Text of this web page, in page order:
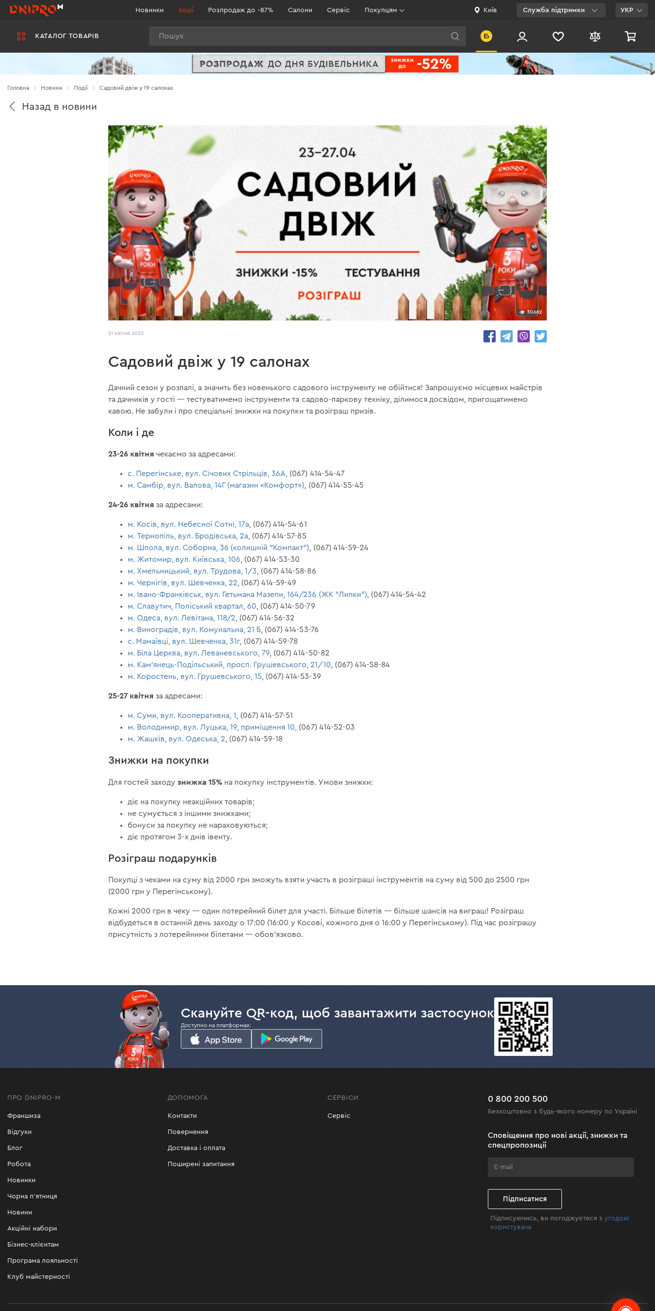
КАТАЛОГ ТОВАРІВ
Новинки Акції Розпродаж до -87% Салони Сервіс Покупцям Київ Служба підтримки
Viber
0 800 200 500
Безкоштовно по
Україні
УКР
Головна Новини Події Садовий двіж у 19 салонах
Назад в новини
30662
21 квітня 2025
Садовий двіж у 19 салонах
Дачний сезон у розпалі, а значить без новенького садового інструменту не обійтися! Запрошуємо місцевих майстрів
та дачників у гості — тестуватимемо інструменти та садово-паркову техніку, ділимося досвідом, пригощатимемо
кавою. Не забули і про спеціальні знижки на покупки та розіграш призів.
Коли і де
23-26 квітня чекаємо за адресами:
с. Перегінське, вул. Січових Стрільців, 36А , (067) 414-54-47
м. Самбір, вул. Валова, 14Г (магазин «Комфорт») , (067) 414-55-45
24-26 квітня за адресами:
м. Косів, вул. Небесної Сотні, 17а , (067) 414-54-61
м. Тернопіль, вул. Бродівська, 2а , (067) 414-57-85
м. Шпола, вул. Соборна, 36 (колишній "Компакт") , (067) 414-59-24
м. Житомир, вул. Київська, 106 , (067) 414-53-30
м. Хмельницький, вул. Трудова, 1/3 , (067) 414-58-86
м. Чернігів, вул. Шевченка, 22 , (067) 414-59-49
м. Івано-Франківськ, вул. Гетьмана Мазепи, 164/236 (ЖК "Липки") , (067) 414-54-42
м. Славутич, Поліський квартал, 60 , (067) 414-50-79
м. Одеса, вул. Левітана, 118/2 , (067) 414-56-32
м. Виноградів, вул. Комунальна, 21 Б , (067) 414-53-76
с. Мамаївці, вул. Шевченка, 31г, (067) 414-59-78
м. Біла Церква, вул. Леваневського, 79 , (067) 414-50-82
м. Кам'янець-Подільський, просп. Грушевського, 21/10 , (067) 414-58-84
м. Коростень, вул. Грушевського, 15 , (067) 414-53-39
25-27 квітня за адресами:
м. Суми, вул. Кооперативна, 1
, (067) 414-57-51
м. Володимир, вул. Луцька, 19, приміщення 10 , (067) 414-52-03
м. Жашків, вул. Одеська, 2 , (067) 414-59-18
Знижки на покупки
Для гостей заходузнижка 15% на покупку інструментів. Умови знижки:
діє на покупку неакційних товарів;
не сумується з іншими знижками;
бонуси за покупку не нараховуються;
діє протягом 3-х днів івенту.
Розіграш подарунків
Покупці з чеками на суму від 2000 грн зможуть взяти участь в розіграші інструментів на суму від 500 до 2500 грн
(2000 грн у Перегінському).
Кожні 2000 грн в чеку — один лотерейний білет для участі. Більше білетів — більше шансів на виграш! Розіграш
відбудеться в останній день заходу о 17:00 (16:00 у Косові, кожного дня о 16:00 у Перегінському). Під час розіграшу
присутність з лотерейними білетами — обов'язково.
Скануйте QR-код, щоб завантажити застосунок
Доступно на платформах:
ПРО DNIPRO-M
Франшиза
Відгуки
Блог
Робота
Новинки
Чорна п'ятниця
Новини
Акційні набори
Бізнес-клієнтам
Програма лояльності
Клуб майстерності
ДОПОМОГА
Контакти
Повернення
Доставка і оплата
Поширені запитання
СЕРВІСИ
Сервіс
0 800 200 500
Безкоштовно з будь-якого номеру по Україні
Сповіщення про нові акції, знижки та
спецпропозиції
Підписатися
Підписуючись, ви погоджуєтеся з угодою
користувача